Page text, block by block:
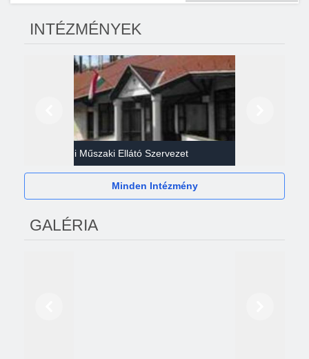
INTÉZMÉNYEK
Gazdasági Műszaki Ellátó Szervezet
Minden Intézmény
GALÉRIA